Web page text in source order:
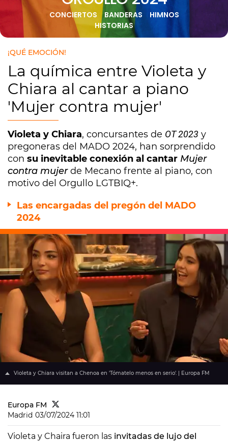
CONCIERTOS BANDERAS
HIMNOS
HISTORIAS
¡QUÉ EMOCIÓN!
La química entre Violeta y
Chiara al cantar a piano
'Mujer contra mujer'
Violeta y Chiara, concursantes de OT 2023 y
pregoneras del MADO 2024, han sorprendido
con su inevitable conexión al cantar Mujer
contra mujerde Mecano frente al piano, con
motivo del Orgullo LGTBIQ+.
Las encargadas del pregón del MADO
2024
Violeta y Chiara visitan a Chenoa en 'Tómatelo menos en serio'. | Europa FM
Europa FM
Madrid 03/07/2024 11:01
Violeta y Chaira fueron las invitadas de lujo del